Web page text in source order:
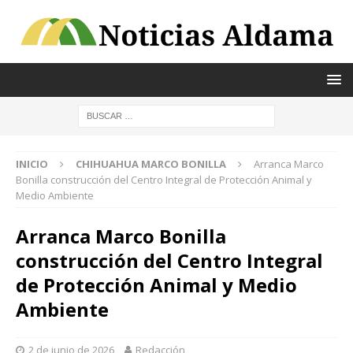
INICIO CHIHUAHUA MARCO BONILLA
Arranca Marco
Bonilla construcción del Centro Integral de Protección Animal y
Medio Ambiente
Arranca Marco Bonilla
construcción del Centro Integral
de Protección Animal y Medio
Ambiente
2 de junio de 2026 Redacción